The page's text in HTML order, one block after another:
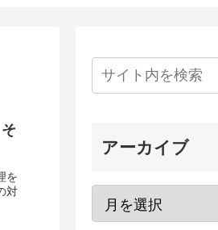
を
対
アーカイブ